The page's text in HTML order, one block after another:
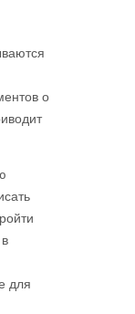
о
для